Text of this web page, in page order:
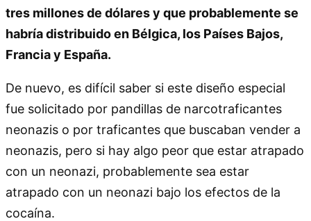
tres millones de dólares y que probablemente se
habría distribuido en Bélgica, los Países Bajos,
Francia y España.
De nuevo, es difícil saber si este diseño especial
fue solicitado por pandillas de narcotraficantes
neonazis o por traficantes que buscaban vender a
neonazis, pero si hay algo peor que estar atrapado
con un neonazi, probablemente sea estar
atrapado con un neonazi bajo los efectos de la
cocaína.